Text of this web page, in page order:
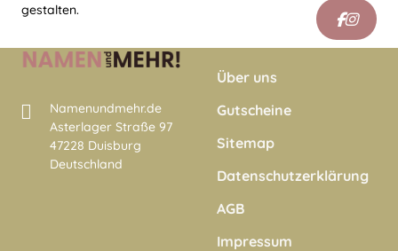
gestalten.
Namenundmehr.de
Asterlager Straße 97
47228 Duisburg
Deutschland
Über uns
Gutscheine
Sitemap
Datenschutzerklärung
AGB
Impressum